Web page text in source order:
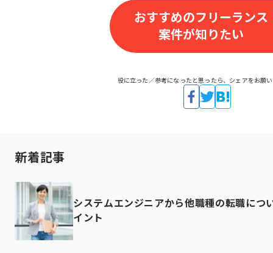
おすすめのフリーランス
案件が知りたい
役に立った／参考になったと思ったら、シェアをお願
新着記事
システムエンジニアから他職種の転職につ
イント